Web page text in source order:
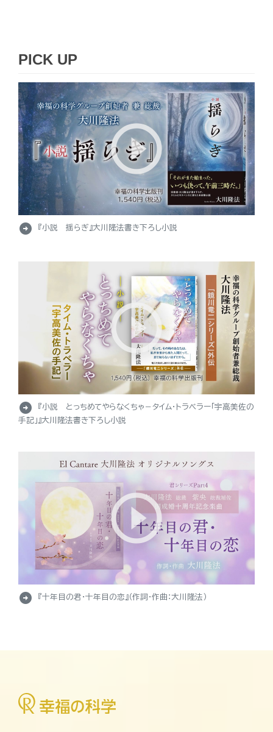
PICK UP
arrow_circle_right 『小説 揺らぎ』大川隆法書き下ろし小説
arrow_circle_right
『小説 とっちめてやらなくちゃ－タイム・トラベラー「宇高美佐の
手記」』大川隆法書き下ろし小説
arrow_circle_right 『十年目の君・十年目の恋』（作詞・作曲：大川隆法）